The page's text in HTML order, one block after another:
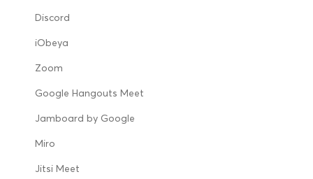
Discord
iObeya
Zoom
Google Hangouts Meet
Jamboard by Google
Miro
Jitsi Meet